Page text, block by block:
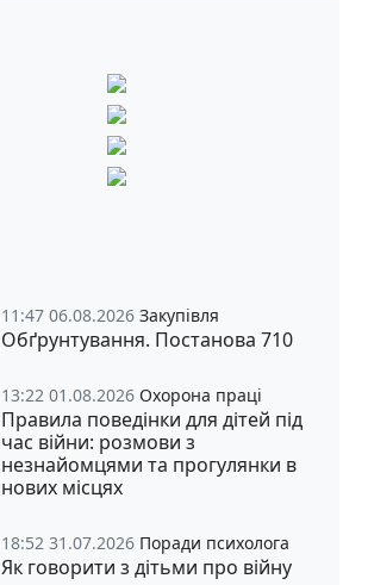
11:47 06.08.2026 Закупівля
Обґрунтування. Постанова 710
13:22 01.08.2026 Охорона праці
Правила поведінки для дітей під
час війни: розмови з
незнайомцями та прогулянки в
нових місцях
18:52 31.07.2026 Поради психолога
Як говорити з дітьми про війну